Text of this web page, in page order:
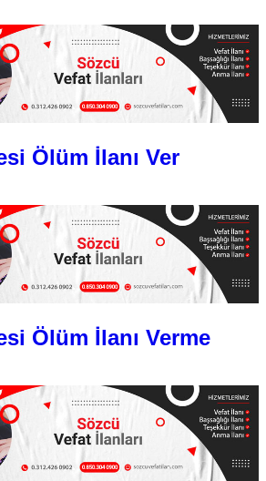
Ölüm İlanı Ver
Ölüm İlanı Verme